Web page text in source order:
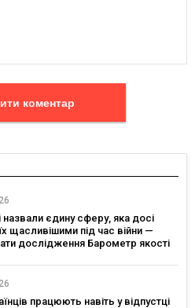
Залишити коментар
назвали єдину сферу, яка досі
щасливішими під час війни —
дослідження Барометр якості
працюють навіть у відпустці